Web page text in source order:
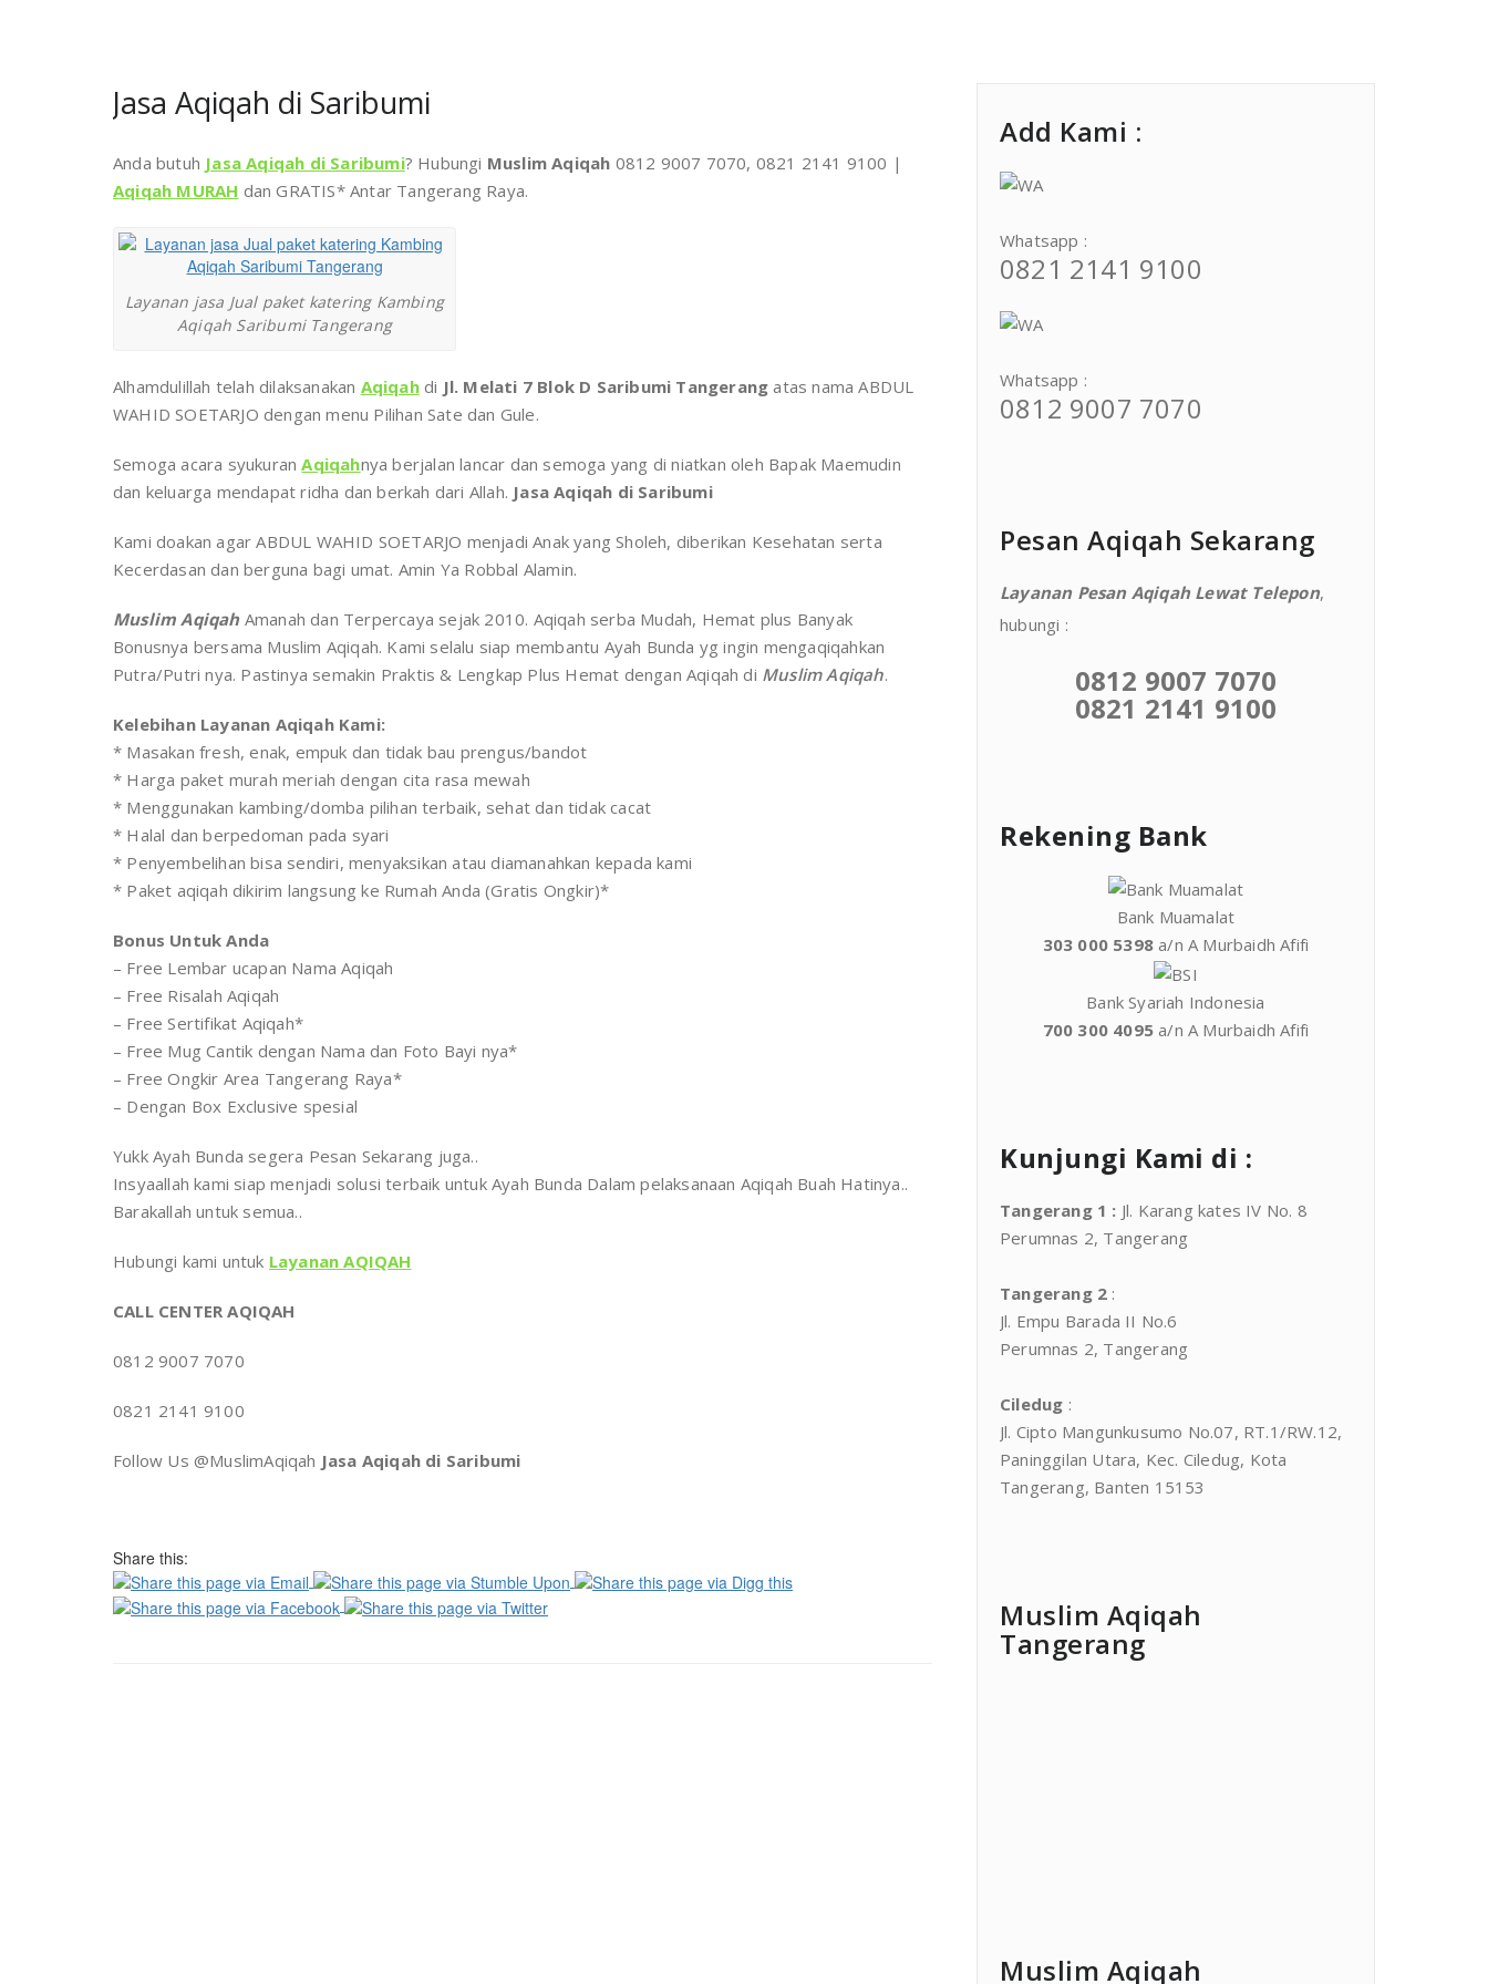
Jasa Aqiqah di Saribumi
Anda butuh Jasa Aqiqah di Saribumi? Hubungi Muslim Aqiqah 0812 9007 7070, 0821 2141 9100 |
Aqiqah MURAH dan GRATIS* Antar Tangerang Raya.
Layanan jasa Jual paket katering Kambing
Aqiqah Saribumi Tangerang
Alhamdulillah telah dilaksanakan Aqiqahdi Jl. Melati 7 Blok D Saribumi Tangerang atas nama ABDUL
WAHID SOETARJO dengan menu Pilihan Sate dan Gule.
Semoga acara syukuranAqiqahnya berjalan lancar dan semoga yang di niatkan oleh Bapak Maemudin
dan keluarga mendapat ridha dan berkah dari Allah. Jasa Aqiqah di Saribumi
Kami doakan agar ABDUL WAHID SOETARJO menjadi Anak yang Sholeh, diberikan Kesehatan serta
Kecerdasan dan berguna bagi umat. Amin Ya Robbal Alamin.
Muslim AqiqahAmanah dan Terpercaya sejak 2010. Aqiqah serba Mudah, Hemat plus Banyak
Bonusnya bersama Muslim Aqiqah. Kami selalu siap membantu Ayah Bunda yg ingin mengaqiqahkan
Putra/Putri nya. Pastinya semakin Praktis & Lengkap Plus Hemat dengan Aqiqah di Muslim Aqiqah.
Kelebihan Layanan Aqiqah Kami:
* Masakan fresh, enak, empuk dan tidak bau prengus/bandot
* Harga paket murah meriah dengan cita rasa mewah
* Menggunakan kambing/domba pilihan terbaik, sehat dan tidak cacat
* Halal dan berpedoman pada syari
* Penyembelihan bisa sendiri, menyaksikan atau diamanahkan kepada kami
* Paket aqiqah dikirim langsung ke Rumah Anda (Gratis Ongkir)*
Bonus Untuk Anda
– Free Lembar ucapan Nama Aqiqah
– Free Risalah Aqiqah
– Free Sertifikat Aqiqah*
– Free Mug Cantik dengan Nama dan Foto Bayi nya*
– Free Ongkir Area Tangerang Raya*
– Dengan Box Exclusive spesial
Yukk Ayah Bunda segera Pesan Sekarang juga..
Insyaallah kami siap menjadi solusi terbaik untuk Ayah Bunda Dalam pelaksanaan Aqiqah Buah Hatinya..
Barakallah untuk semua..
Hubungi kami untuk Layanan AQIQAH
CALL CENTER AQIQAH
0812 9007 7070
0821 2141 9100
Follow Us @MuslimAqiqah Jasa Aqiqah di Saribumi
Share this:
Add Kami :
Whatsapp :
0821 2141 9100
Whatsapp :
0812 9007 7070
Pesan Aqiqah Sekarang
Layanan Pesan Aqiqah Lewat Telepon,
hubungi :
0812 9007 7070
0821 2141 9100
Rekening Bank
Bank Muamalat
303 000 5398 a/n A Murbaidh Afifi
Bank Syariah Indonesia
700 300 4095 a/n A Murbaidh Afifi
Kunjungi Kami di :
Tangerang 1 : Jl. Karang kates IV No. 8
Perumnas 2, Tangerang
Tangerang 2 :
Jl. Empu Barada II No.6
Perumnas 2, Tangerang
Ciledug :
Jl. Cipto Mangunkusumo No.07, RT.1/RW.12,
Paninggilan Utara, Kec. Ciledug, Kota
Tangerang, Banten 15153
Muslim Aqiqah
Tangerang
Muslim Aqiqah